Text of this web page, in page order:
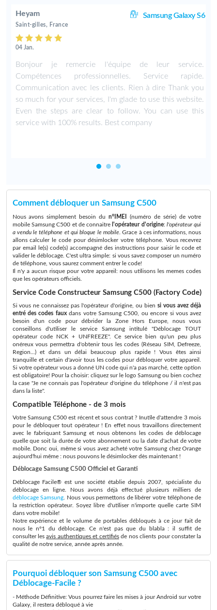
Heyam Samsung Galaxy S6
Saint-gilles, France
04 Jan.
Bonjour je remercie l'équipe de leur service.
Compétences professionnelles. Service rapide.
Communication avec les clients. Rien à dire Thank you
so much for your services, I'm glade to use this website.
Even the steps are clear to follow. You can use this
service with 100% results. Best company
Comment débloquer un Samsung C500
Nous avons simplement besoin du n°IMEI
(numéro de série) de votre
mobile Samsung C500 et de connaitre l'opérateur d'origine:l'opérateur qui
a vendu le téléphone et qui bloque le mobile. Grace à ces informations, nous
allons calculer le code pour désimlocker votre téléphone. Vous recevrez
par email le(s) code(s) accompagné des instructions pour saisir le code et
valider le déblocage. C'est ultra simple: si vous savez composer un numéro
de téléphone, vous saurez comment entrer le code!
Il n'y a aucun risque pour votre appareil: nous utilisons les memes codes
que les opérateurs officiels.
Service Code Constructeur Samsung C500 (Factory Code)
Si vous ne connaissez pas l'opérateur d'origine, ou bien si vous avez déjà
entré des codes fauxdans votre Samsung C500, ou encore si vous avez
besoin d'un code pour débrider la Zone Hors Europe, nous vous
conseillons d'utiliser le service Samsung intitulé "Déblocage TOUT
opérateur code NCK + UNFREEZE". Ce service bien qu'un peu plus
onéreux vous permettra d'obtenir tous les codes (Réseau SIM, Defreeze,
Region...) et dans un délai beaucoup plus rapide ! Vous êtes ainsi
tranquille et certain d'avoir tous les codes pour débloquer votre appareil.
Si votre opérateur vous a donné UN code qui n'a pas marché, cette option
est obligatoire! Pour la choisir: cliquez sur le logo Samsung ou bien cochez
la case "Je ne connais pas l'opérateur d'origine du téléphone / il n'est pas
dans la liste".
Compatible Téléphone - de 3 mois
Votre Samsung C500 est récent et sous contrat ? Inutile d'attendre 3 mois
pour le débloquer tout opérateur ! En effet nous travaillons directement
avec le fabriquant Samsung et nous obtenons les codes de déblocage
quelle que soit la durée de votre abonnement ou la date d'achat de votre
mobile. Donc oui, même si vous avez acheté votre Samsung chez Orange
aujourd'hui même : nous pouvons le désimlocker dès maintenant !
Déblocage Samsung C500 Officiel et Garanti
Déblocage Facile® est une société établie depuis 2007, spécialiste du
déblocage en ligne. Nous avons déjà effectué plusieurs milliers de
déblocage Samsung . Nous vous permettons de libérer votre téléphone de
la restriction opérateur. Soyez libre d'utiliser n'importe quelle carte SIM
dans votre mobile!
Notre expérience et le volume de portables débloqués à ce jour fait de
nous le n°1 du déblocage. Ce n'est pas que du blabla : il suffit de
consulter lesavis authentiques et certifiésde nos clients pour constater la
qualité de notre service, année après année.
Pourquoi débloquer son Samsung C500 avec
Déblocage-Facile ?
- Méthode Définitive: Vous pourrez faire les mises à jour Android sur votre
Galaxy, il restera débloqué à vie